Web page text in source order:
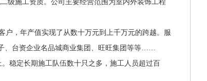
级施工资质。公司主要经营范围为室内外装饰工程
，年产值实现了从数十万元到上千万元的跨越。服
、台资企业名品城商业集团、旺旺集团等等……
稳定长期施工队伍数十只之多，施工人员超过百